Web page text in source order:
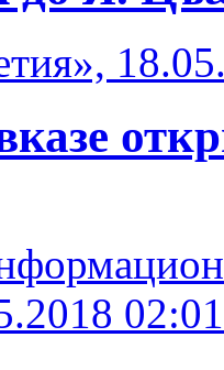
02:01